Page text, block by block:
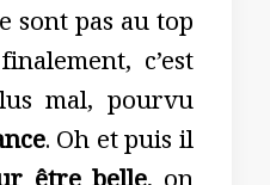
sont pas au top
c’est
mal, pourvu
. Oh et puis il